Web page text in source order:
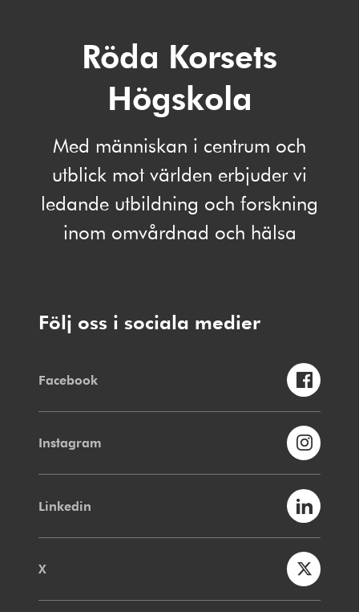
Röda Korsets
Högskola
Med människan i centrum och
utblick mot världen erbjuder vi
ledande utbildning och forskning
inom omvårdnad och hälsa
Följ oss i sociala medier
Facebook
Instagram
Linkedin
X